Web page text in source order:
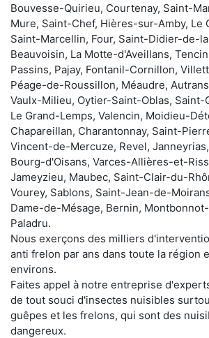
Bouvesse-Quirieu, Courtenay, Saint-
Mure, Saint-Chef, Hières-sur-Amby, Le
Saint-Marcellin, Four, Saint-Didier-de-
Beauvoisin, La Motte-d'Aveillans,
Passins, Pajay, Fontanil-Cornillon,
Péage-de-Roussillon, Méaudre,
Vaulx-Milieu, Oytier-Saint-Oblas,
Le Grand-Lemps, Valencin, Moidieu-
Chapareillan, Charantonnay, Saint-
Vincent-de-Mercuze, Revel,
Bourg-d'Oisans, Varces-Allières-et-
Jameyzieu, Maubec, Saint-Clair-du-
Vourey, Sablons, Saint-Jean-de-
Dame-de-Mésage, Bernin,
Paladru.
Nous exerçons des milliers
anti frelon par ans dans toute la région
environs.
Faites appel à notre entreprise
de tout souci d'insectes nuisibles
guêpes et les frelons, qui sont des
dangereux.